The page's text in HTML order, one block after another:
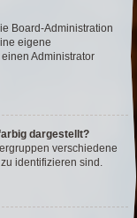
Board-Administration
eigene
Administrator
dargestellt?
verschiedene
identifizieren sind.